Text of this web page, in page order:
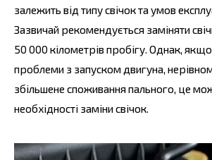
залежить від типу свічок та умов
Зазвичай рекомендується заміняти
50 000 кілометрів пробігу. Однак,
проблеми з запуском двигуна,
збільшене споживання пального, це
необхідності заміни свічок.